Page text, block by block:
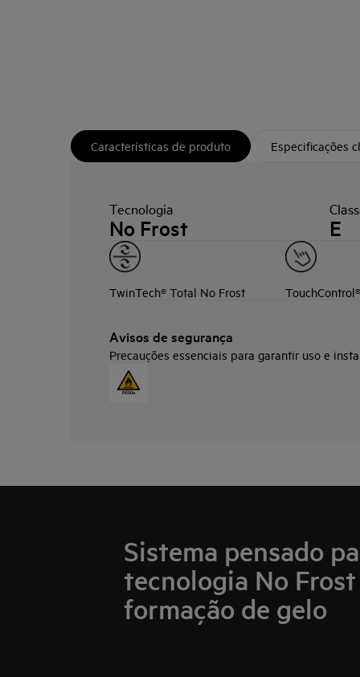
Características de produto Especificações
Tecnologia
No Frost E
TwinTech® Total No Frost TouchControl®
Avisos de segurança
Precauções essenciais para garantir uso e
Sistema pensado
tecnologia No
formação de gelo